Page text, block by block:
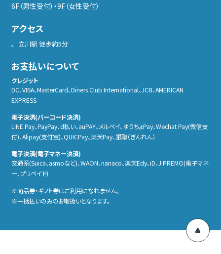
6F（男性受付）・9F（女性受付）
アクセス
立川駅 徒歩約5分
お支払いについて
クレジット
DC、VISA、MasterCard、Diners Club International、JCB、AMERICAN
EXPRESS
電子決済(バーコード決済)
LINE Pay、PayPay、d払い、auPAY、メルペイ、ゆうちょPay、Wechat Pay(微信支
付)、Alipay(支付宝)、QUICPay、楽天Pay、銀聯（ぎんれん）
電子決済(電子マネー決済)
交通系(Suica、asmoなど)、WAON、nanaco、楽天Edy、iD、J PREMO(電子マネ
ー、プリペイド)
商品券・ギフト券はご利用になれません。
一括払いのみのお取扱いとなります。